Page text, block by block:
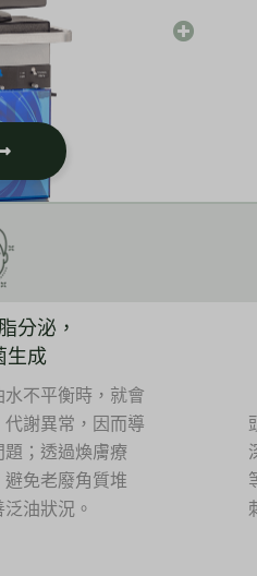
分泌，
生成
不平衡時，就會
謝異常，因而導
；透過煥膚療
免老廢角質堆
油狀況。